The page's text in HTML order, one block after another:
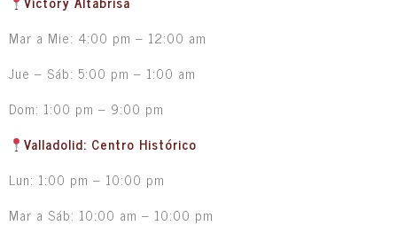
Mar a Mie: 4:00 pm – 12:00 am
Jue – Sáb: 5:00 pm – 1:00 am
Dom: 1:00 pm – 9:00 pm
Valladolid: Centro Histórico
Lun: 1:00 pm – 10:00 pm
Mar a Sáb: 10:00 am – 10:00 pm